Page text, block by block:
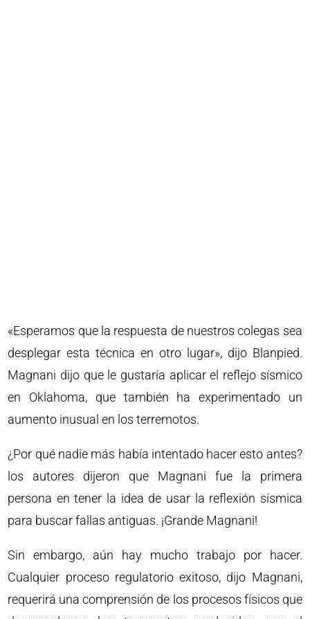
«Esperamos que la respuesta de nuestros colegas sea
desplegar esta técnica en otro lugar», dijo Blanpied.
Magnani dijo que le gustaría aplicar el reflejo sísmico
en Oklahoma, que también ha experimentado un
aumento inusual en los terremotos.
¿Por qué nadie más había intentado hacer esto antes?
los autores dijeron que Magnani fue la primera
persona en tener la idea de usar la reflexión sísmica
para buscar fallas antiguas. ¡Grande Magnani!
Sin embargo, aún hay mucho trabajo por hacer.
Cualquier proceso regulatorio exitoso, dijo Magnani,
requerirá una comprensión de los procesos físicos que